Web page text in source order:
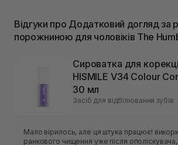
Відгуки про Додатковий догляд за
порожниною для чоловіків The
Сироватка для
HISMILE V34 Colour
30 мл
Засіб для відбілювання зубів
Мало вірилось, але ця штука працює!
ранкового чищення уже після